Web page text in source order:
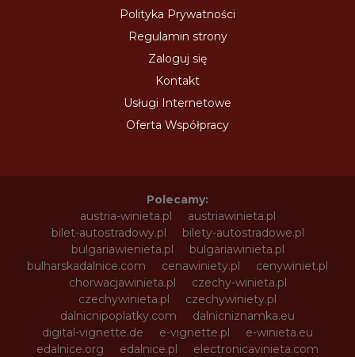
Polityka Prywatności
Regulamin strony
Zaloguj się
Kontakt
Usługi Internetowe
Oferta Współpracy
Polecamy:
austria-winieta.pl
austriawinieta.pl
bilet-autostradowy.pl
bilety-autostradowe.pl
bulgariawienieta.pl
bulgariawinieta.pl
bulharskadalnice.com
cenawiniety.pl
cenywiniet.pl
chorwacjawinieta.pl
czechy-winieta.pl
czechywinieta.pl
czechywiniety.pl
dalnicnipoplatky.com
dalnicniznamka.eu
digital-vignette.de
e-vignette.pl
e-winieta.eu
edalnice.org
edalnice.pl
electronicavinieta.com